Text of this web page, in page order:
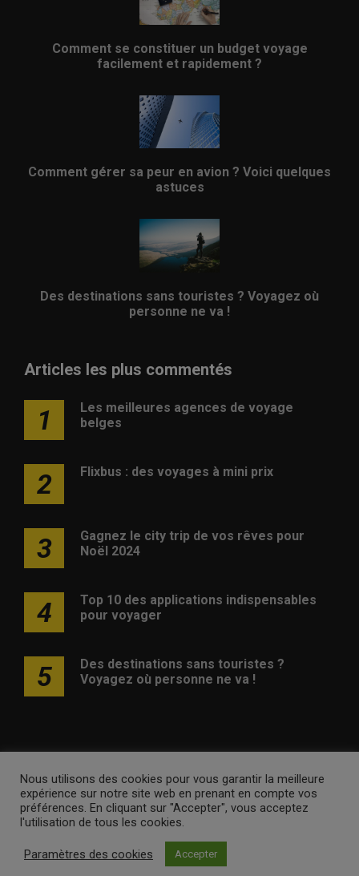
Comment se constituer un budget voyage
facilement et rapidement ?
Comment gérer sa peur en avion ? Voici quelques
astuces
Des destinations sans touristes ? Voyagez où
personne ne va !
Articles les plus commentés
1
Les meilleures agences de voyage
belges
2 Flixbus : des voyages à mini prix
3
Gagnez le city trip de vos rêves pour
Noël 2024
4
Top 10 des applications indispensables
pour voyager
5
Des destinations sans touristes ?
Voyagez où personne ne va !
Publicité Contact Avertissement Newsletter
Politique
de confidentialité
Volo Media.
Nous utilisons des cookies pour vous garantir la meilleure
expérience sur notre site web en prenant en compte vos
préférences. En cliquant sur "Accepter", vous acceptez
l'utilisation de tous les cookies.
Paramètres des cookies Accepter